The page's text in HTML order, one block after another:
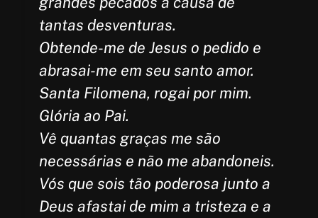
tantas desventuras.
Obtende-me de Jesus o pedido e
abrasai-me em seu santo amor.
Santa Filomena, rogai por mim.
Glória ao Pai.
Vê quantas graças me são
necessárias e não me abandoneis.
Vós que sois tão poderosa junto a
Deus afastai de mim a tristeza e a